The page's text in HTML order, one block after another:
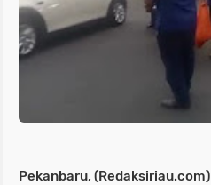
Pekanbaru,